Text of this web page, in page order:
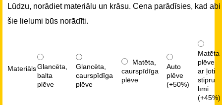
Lūdzu, norādiet materiālu un krāsu. Cena parādīsies, kad abi
šie lielumi būs norādīti.
MateriālsGlancēta,
balta
plēve
Glancēta,
caurspīdīga
plēve
Matēta,
caurspīdīga
plēve
Auto
plēve
(+50%)
Matēta
plēve
ar ļoti
stipru
līmi
(+45%)